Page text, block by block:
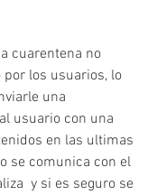
cuarentena no
los usuarios, lo
una
usuario con una
en las ultimas
se comunica con el
y si es seguro se